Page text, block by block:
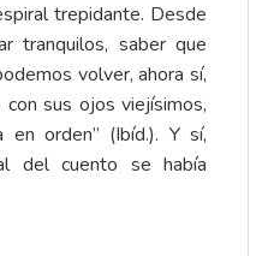
trepidante. Desde
tranquilos, saber que
volver, ahora sí,
con sus ojos viejísimos,
orden” (Ibíd.). Y sí,
del cuento se había